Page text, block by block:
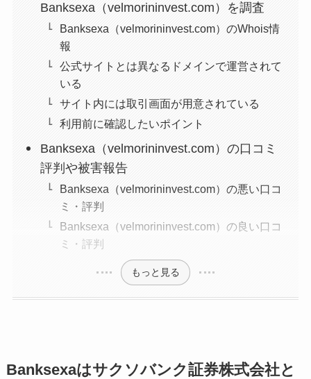
Banksexa（velmorininvest.com）を調査
Banksexa（velmorininvest.com）のWhois情
報
公式サイトとは異なるドメインで運営されて
いる
サイト内には取引画面が用意されている
利用前に確認したいポイント
Banksexa（velmorininvest.com）の口コミ
評判や被害報告
Banksexa（velmorininvest.com）の悪い口コ
ミ・評判
Banksexa（velmorininvest.com）の良い口コ
ミ・評判
もっと見る
Banksexaはサクソバンク証券株式会社と